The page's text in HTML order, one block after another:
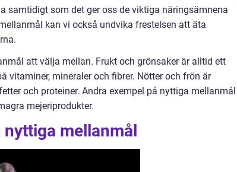
som det ger oss de viktiga näringsämnena
kan vi också undvika frestelsen att äta
att välja mellan. Frukt och grönsaker är alltid ett
vitaminer, mineraler och fibrer. Nötter och frön är
och proteiner. Andra exempel på nyttiga mellanmål
mejeriprodukter.
mellanmål